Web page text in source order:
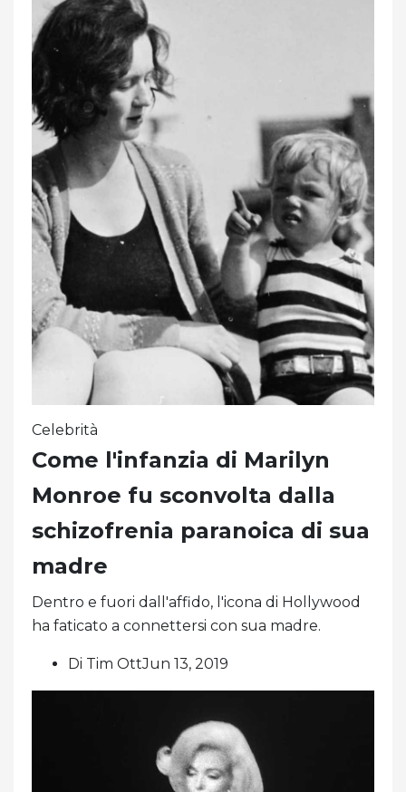
Celebrità
Come l'infanzia di Marilyn
Monroe fu sconvolta dalla
schizofrenia paranoica di sua
madre
Dentro e fuori dall'affido, l'icona di Hollywood
ha faticato a connettersi con sua madre.
Di Tim OttJun 13, 2019